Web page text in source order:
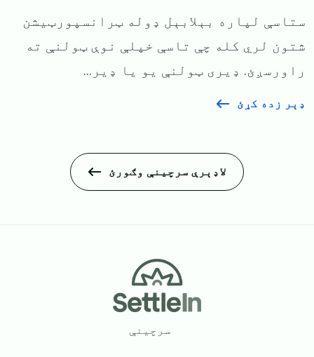
ستاسې لپاره بېلابېل ډوله ټرانسپورټیشن
شتون لري کله چې تاسې خپلې نوې ټولنې ته
راورسږئ. ډیری ټولنې یو یا ډیر...
ډېر زده کړئ
لاډېرې سرچینې وګورئ
سرچینې